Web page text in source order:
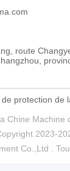
route
protection de
Chine Machine
2023-
Co.,Ltd .